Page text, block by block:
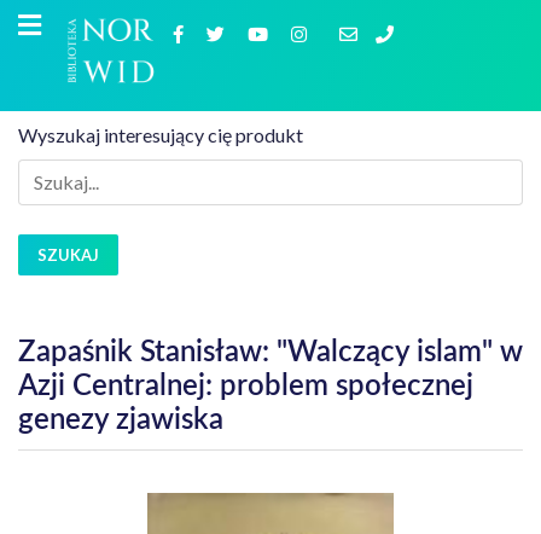
Wyszukaj interesujący cię produkt
SZUKAJ
Zapaśnik Stanisław: "Walczący islam" w
Azji Centralnej: problem społecznej
genezy zjawiska